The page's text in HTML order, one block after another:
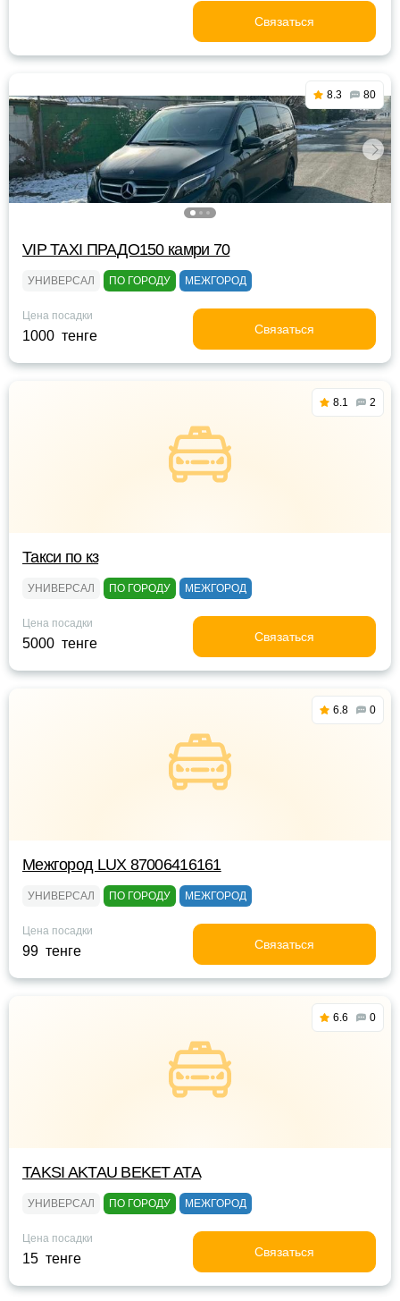
Связаться
8.3 80
VIP TAXI ПРАДО150 камри 70
УНИВЕРСАЛ ПО ГОРОДУ МЕЖГОРОД
Цена посадки
1000 тенге Связаться
8.1 2
Такси по кз
УНИВЕРСАЛ ПО ГОРОДУ МЕЖГОРОД
Цена посадки
5000 тенге Связаться
6.8 0
Межгород LUX 87006416161
УНИВЕРСАЛ ПО ГОРОДУ МЕЖГОРОД
Цена посадки
99 тенге Связаться
6.6 0
TAKSI AKTAU BEKET ATA
УНИВЕРСАЛ ПО ГОРОДУ МЕЖГОРОД
Цена посадки
15 тенге Связаться